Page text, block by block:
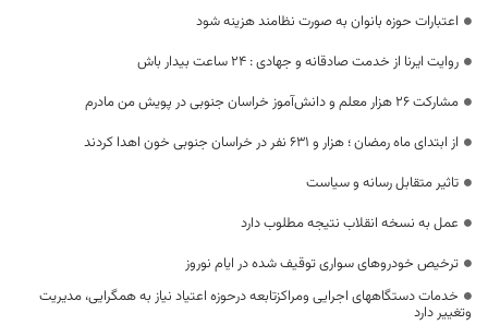
اعتبارات حوزه بانوان به صورت نظامند هزینه شود
روایت ایرنا از خدمت صادقانه و جهادی : 24 ساعت بیدار باش
مشارکت ۲۶ هزار معلم و دانش‌آموز خراسان جنوبی در پویش من مادرم
از ابتدای ماه رمضان ؛ هزار و ۶۳۱ نفر در خراسان جنوبی خون اهدا کردند
تاثیر متقابل رسانه و سیاست
عمل به نسخه انقلاب نتیجه مطلوب دارد
ترخیص خودروهای سواری توقیف شده در ایام نوروز
خدمات دستگاههای اجرایی ومراکزتابعه درحوزه اعتیاد نیاز به همگرایی، مدیریت
وتغییر دارد